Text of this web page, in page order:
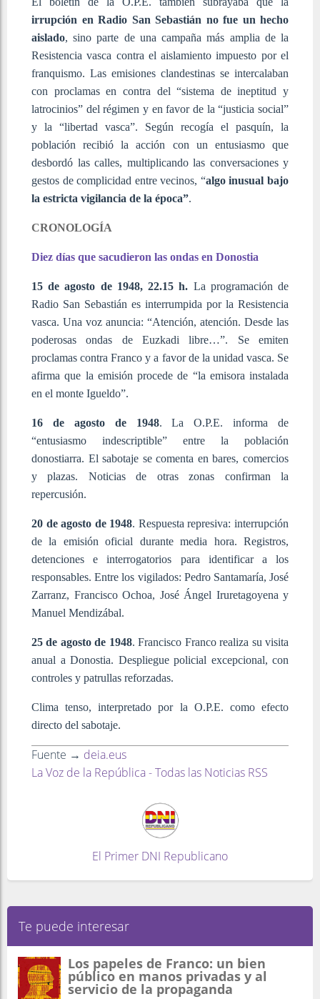
irrupción en Radio San Sebastián no fue un hecho
aislado, sino parte de una campaña más amplia de la
Resistencia vasca contra el aislamiento impuesto por el
franquismo. Las emisiones clandestinas se intercalaban
con proclamas en contra del “sistema de ineptitud y
latrocinios” del régimen y en favor de la “justicia social”
y la “libertad vasca”. Según recogía el pasquín, la
población recibió la acción con un entusiasmo que
desbordó las calles, multiplicando las conversaciones y
gestos de complicidad entre vecinos, “algo inusual bajo
la estricta vigilancia de la época”.
CRONOLOGÍA
Diez días que sacudieron las ondas en Donostia
15 de agosto de 1948, 22.15 h. La programación de
Radio San Sebastián es interrumpida por la Resistencia
vasca. Una voz anuncia: “Atención, atención. Desde las
poderosas ondas de Euzkadi libre…”. Se emiten
proclamas contra Franco y a favor de la unidad vasca. Se
afirma que la emisión procede de “la emisora instalada
en el monte Igueldo”.
16 de agosto de 1948. La O.P.E. informa de
“entusiasmo indescriptible” entre la población
donostiarra. El sabotaje se comenta en bares, comercios
y plazas. Noticias de otras zonas confirman la
repercusión.
20 de agosto de 1948. Respuesta represiva: interrupción
de la emisión oficial durante media hora. Registros,
detenciones e interrogatorios para identificar a los
responsables. Entre los vigilados: Pedro Santamaría, José
Zarranz, Francisco Ochoa, José Ángel Iruretagoyena y
Manuel Mendizábal.
25 de agosto de 1948. Francisco Franco realiza su visita
anual a Donostia. Despliegue policial excepcional, con
controles y patrullas reforzadas.
Clima tenso, interpretado por la O.P.E. como efecto
directo del sabotaje.
Fuente → deia.eus
La Voz de la República - Todas las Noticias RSS
El Primer DNI Republicano
Te puede interesar
Los papeles de Franco: un bien
público en manos privadas y al
servicio de la propaganda